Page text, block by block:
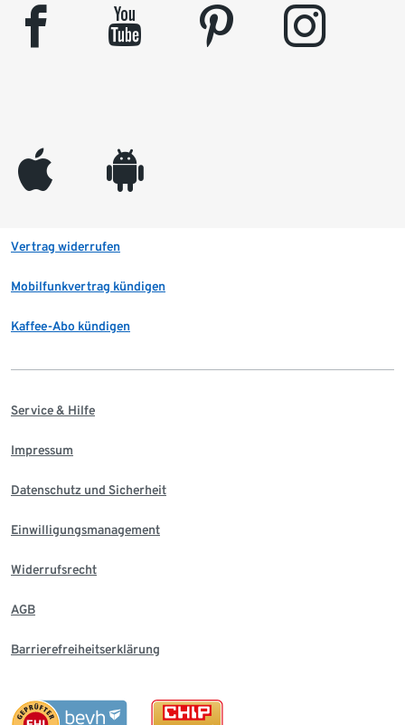
facebook youtube pinterest instagram
appleinc android
Vertrag widerrufen
Mobilfunkvertrag kündigen
Kaffee-Abo kündigen
Service & Hilfe
Impressum
Datenschutz und Sicherheit
Einwilligungsmanagement
Widerrufsrecht
AGB
Barrierefreiheitserklärung